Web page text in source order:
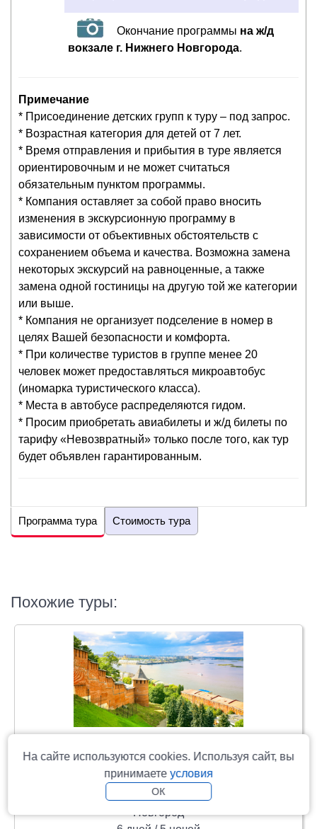
Окончание программы на ж/д
вокзале г. Нижнего Новгорода.
Примечание
* Присоединение детских групп к туру – под запрос.
* Возрастная категория для детей от 7 лет.
* Время отправления и прибытия в туре является
ориентировочным и не может считаться
обязательным пунктом программы.
* Компания оставляет за собой право вносить
изменения в экскурсионную программу в
зависимости от объективных обстоятельств с
сохранением объема и качества. Возможна замена
некоторых экскурсий на равноценные, а также
замена одной гостиницы на другую той же категории
или выше.
* Компания не организует подселение в номер в
целях Вашей безопасности и комфорта.
* При количестве туристов в группе менее 20
человек может предоставляться микроавтобус
(иномарка туристического класса).
* Места в автобусе распределяются гидом.
* Просим приобретать авиабилеты и ж/д билеты по
тарифу «Невозвратный» только после того, как тур
будет объявлен гарантированным.
Программа тура Стоимость тура
Похожие туры:
Нижегородской (отель 3*)
Нижний Новгород - Городец - Арзамас - Дивеево -
Нижний Новгород - Гороховец - Семенов - Нижний
Новгород
На сайте используются cookies. Используя сайт, вы
принимаете условия
ОК